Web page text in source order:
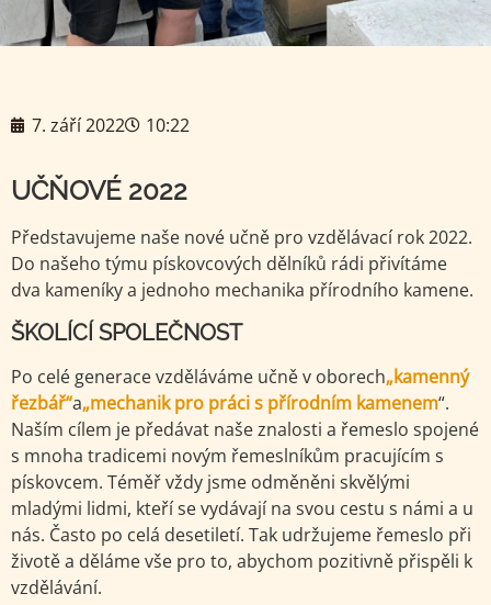
7. září 2022 10:22
UČŇOVÉ 2022
Představujeme naše nové učně pro vzdělávací rok 2022.
Do našeho týmu pískovcových dělníků rádi přivítáme
dva kameníky a jednoho mechanika přírodního kamene.
ŠKOLÍCÍ SPOLEČNOST
Po celé generace vzděláváme učně v oborech„kamenný
řezbář“a„mechanik pro práci s přírodním kamenem“.
Naším cílem je předávat naše znalosti a řemeslo spojené
s mnoha tradicemi novým řemeslníkům pracujícím s
pískovcem. Téměř vždy jsme odměněni skvělými
mladými lidmi, kteří se vydávají na svou cestu s námi a u
nás. Často po celá desetiletí. Tak udržujeme řemeslo při
životě a děláme vše pro to, abychom pozitivně přispěli k
vzdělávání.